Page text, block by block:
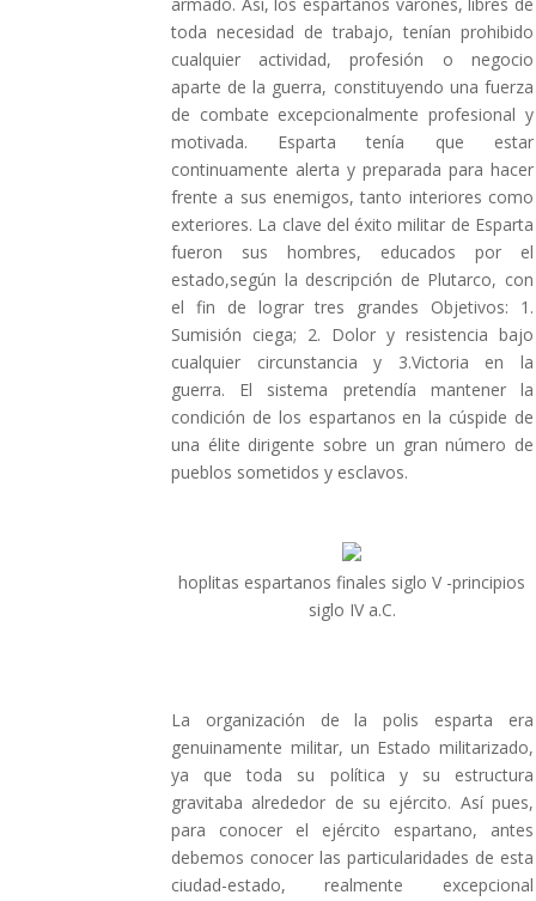
toda necesidad de trabajo, tenían prohibido
cualquier actividad, profesión o negocio
aparte de la guerra, constituyendo una fuerza
de combate excepcionalmente profesional y
motivada. Esparta tenía que estar
continuamente alerta y preparada para hacer
frente a sus enemigos, tanto interiores como
exteriores. La clave del éxito militar de Esparta
fueron sus hombres, educados por el
estado,según la descripción de Plutarco, con
el fin de lograr tres grandes Objetivos: 1.
Sumisión ciega; 2. Dolor y resistencia bajo
cualquier circunstancia y 3.Victoria en la
guerra. El sistema pretendía mantener la
condición de los espartanos en la cúspide de
una élite dirigente sobre un gran número de
pueblos sometidos y esclavos.
hoplitas espartanos finales siglo V -principios
siglo IV a.C.
La organización de la polis esparta era
genuinamente militar, un Estado militarizado,
ya que toda su política y su estructura
gravitaba alrededor de su ejército. Así pues,
para conocer el ejército espartano, antes
debemos conocer las particularidades de esta
ciudad-estado, realmente excepcional